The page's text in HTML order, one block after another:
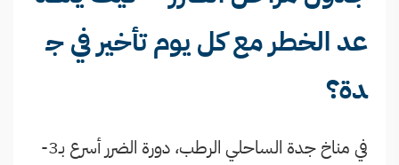
عد الخطر مع كل يوم تأخير في ج
دة؟
في مناخ جدة الساحلي الرطب، دورة الضرر أسرع بـ3-